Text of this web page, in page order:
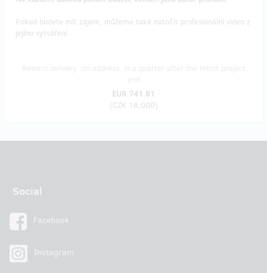
Pokud budete mít zájem, můžeme také natočit profesionální video z
jejího vytváření.
EUR 741.81
(CZK 18,000)
Social
Facebook
Instagram